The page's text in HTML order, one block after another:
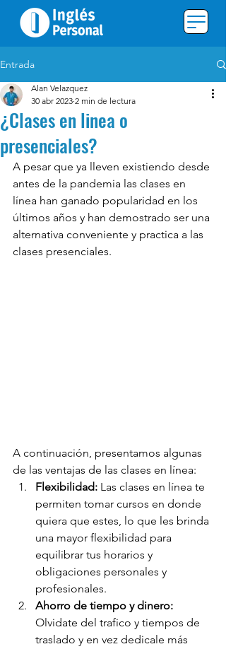
Entrada
¿Clases en linea o
presenciales?
Alan Velazquez
30 abr 2023 2 min de lectura
A pesar que ya lleven existiendo desde
antes de la pandemia las clases en
línea han ganado popularidad en los
últimos años y han demostrado ser una
alternativa conveniente y practica a las
clases presenciales.
A continuación, presentamos algunas
de las ventajas de las clases en línea:
Flexibilidad: Las clases en línea te
permiten tomar cursos en donde
quiera que estes, lo que les brinda
una mayor flexibilidad para
equilibrar tus horarios y
obligaciones personales y
profesionales.
Ahorro de tiempo y dinero:
Olvidate del trafico y tiempos de
traslado y en vez dedicale más